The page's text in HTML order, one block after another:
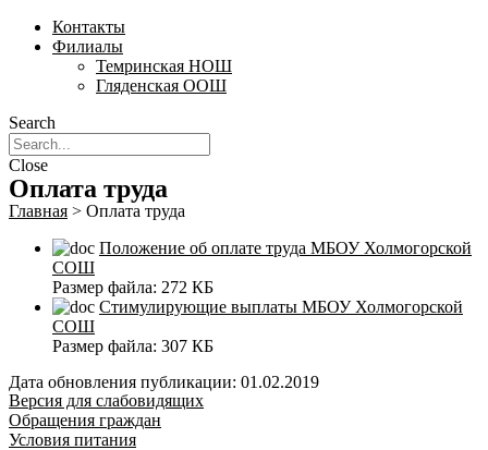
Контакты
Филиалы
Темринская НОШ
Гляденская ООШ
Search
Close
Оплата труда
Главная > Оплата труда
Положение об оплате труда МБОУ Холмогорской
СОШ
Размер файла: 272 КБ
Стимулирующие выплаты МБОУ Холмогорской
СОШ
Размер файла: 307 КБ
Дата обновления публикации: 01.02.2019
Версия для слабовидящих
Обращения граждан
Условия питания